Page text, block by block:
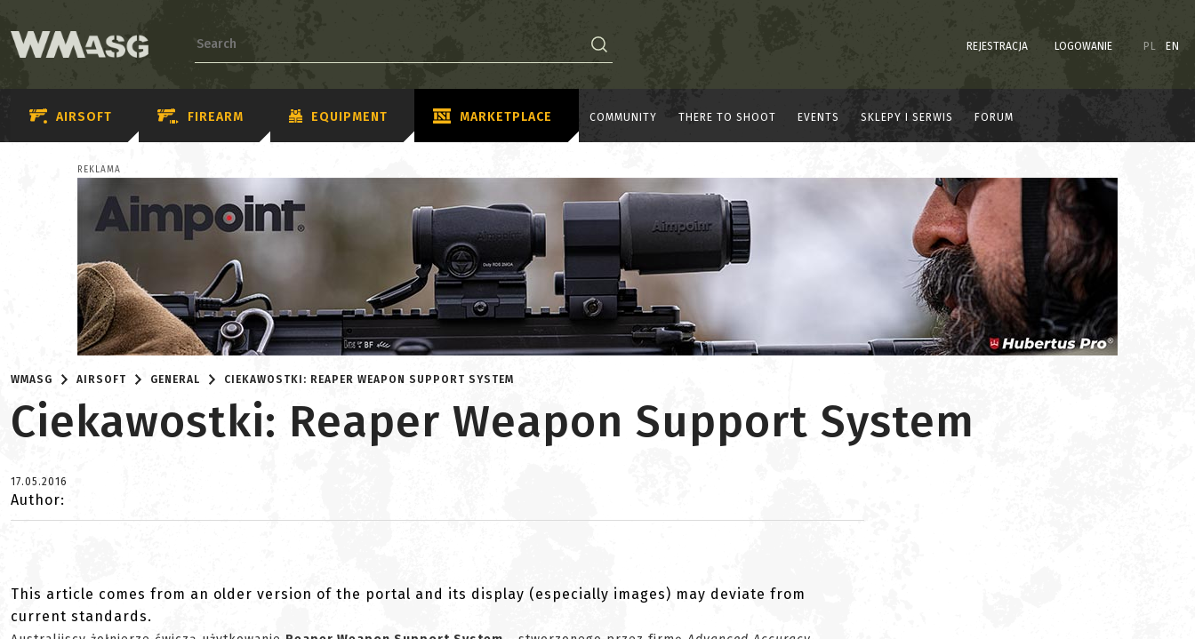
REJESTRACJA LOGOWANIE PL EN
AIRSOFT FIREARM EQUIPMENT MARKETPLACE COMMUNITY THERE TO SHOOT EVENTS SKLEPY I SERWIS FORUM
REKLAMA
WMASG AIRSOFT GENERAL CIEKAWOSTKI: REAPER WEAPON SUPPORT SYSTEM
Ciekawostki: Reaper Weapon Support System
17.05.2016
Author:
This article comes from an older version of the portal and its display (especially images) may deviate from
current standards.